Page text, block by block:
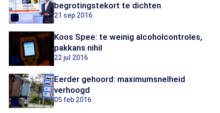
begrotingstekort te dichten
21 sep 2016
Koos Spee: te weinig alcoholcontroles,
pakkans nihil
22 jul 2016
Eerder gehoord: maximumsnelheid
verhoogd
05 feb 2016